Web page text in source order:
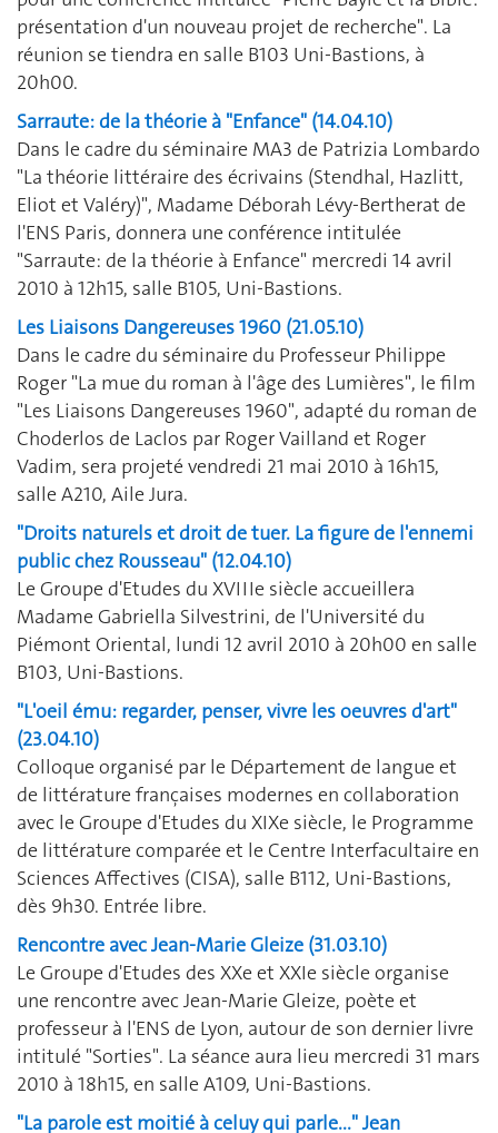
présentation d'un nouveau projet de recherche". La
réunion se tiendra en salle B103 Uni-Bastions, à
20h00.
Sarraute: de la théorie à "Enfance" (14.04.10)
Dans le cadre du séminaire MA3 de Patrizia Lombardo
"La théorie littéraire des écrivains (Stendhal, Hazlitt,
Eliot et Valéry)", Madame Déborah Lévy-Bertherat de
l'ENS Paris, donnera une conférence intitulée
"Sarraute: de la théorie à Enfance" mercredi 14 avril
2010 à 12h15, salle B105, Uni-Bastions.
Les Liaisons Dangereuses 1960 (21.05.10)
Dans le cadre du séminaire du Professeur Philippe
Roger "La mue du roman à l'âge des Lumières", le film
"Les Liaisons Dangereuses 1960", adapté du roman de
Choderlos de Laclos par Roger Vailland et Roger
Vadim, sera projeté vendredi 21 mai 2010 à 16h15,
salle A210, Aile Jura.
"Droits naturels et droit de tuer. La figure de l'ennemi
public chez Rousseau" (12.04.10)
Le Groupe d'Etudes du XVIIIe siècle accueillera
Madame Gabriella Silvestrini, de l'Université du
Piémont Oriental, lundi 12 avril 2010 à 20h00 en salle
B103, Uni-Bastions.
"L'oeil ému: regarder, penser, vivre les oeuvres d'art"
(23.04.10)
Colloque organisé par le Département de langue et
de littérature françaises modernes en collaboration
avec le Groupe d'Etudes du XIXe siècle, le Programme
de littérature comparée et le Centre Interfacultaire en
Sciences Affectives (CISA), salle B112, Uni-Bastions,
dès 9h30. Entrée libre.
Rencontre avec Jean-Marie Gleize (31.03.10)
Le Groupe d'Etudes des XXe et XXIe siècle organise
une rencontre avec Jean-Marie Gleize, poète et
professeur à l'ENS de Lyon, autour de son dernier livre
intitulé "Sorties". La séance aura lieu mercredi 31 mars
2010 à 18h15, en salle A109, Uni-Bastions.
"La parole est moitié à celuy qui parle..." Jean